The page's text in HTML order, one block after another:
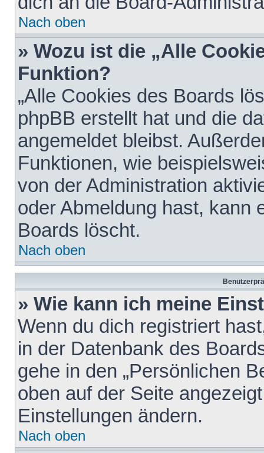
Nach oben
» Wozu ist die „Alle
Funktion?
„Alle Cookies des Boards
phpBB erstellt hat und die
angemeldet bleibst.
Funktionen, wie
von der Administration
oder Abmeldung hast, kann
Boards löscht.
Nach oben
» Wie kann ich meine
Wenn du dich registriert
in der Datenbank des
gehe in den „Persönlichen
oben auf der Seite
Einstellungen ändern.
Nach oben